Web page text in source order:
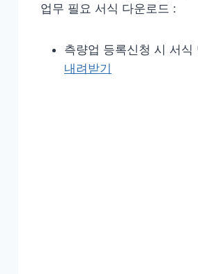
업무 필요 서식 다운로드 :
측량업 등록신청 시 서
내려받기